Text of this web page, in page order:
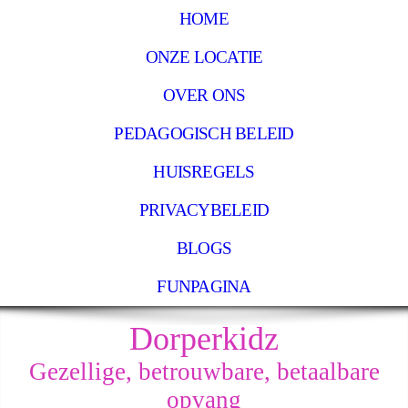
HOME
ONZE LOCATIE
OVER ONS
PEDAGOGISCH BELEID
HUISREGELS
PRIVACYBELEID
BLOGS
FUNPAGINA
Dorperkidz
Gezellige, betrouwbare, betaalbare
opvang